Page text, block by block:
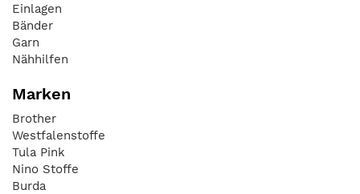
Einlagen
Bänder
Garn
Nähhilfen
Marken
Brother
Westfalenstoffe
Tula Pink
Nino Stoffe
Burda